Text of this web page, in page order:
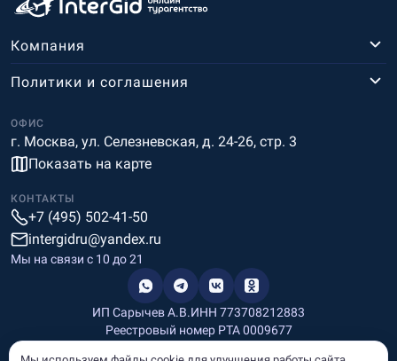
Компания
ОФИС
г. Москва, ул. Селезневская, д. 24-26, стр. 3
Показать на карте
Политики и соглашения
КОНТАКТЫ
+7 (495) 502-41-50
intergidru@yandex.ru
Мы на связи c 10 до 21
ИП Сарычев А.В.ИНН 773708212883
Реестровый номер РТА 0009677